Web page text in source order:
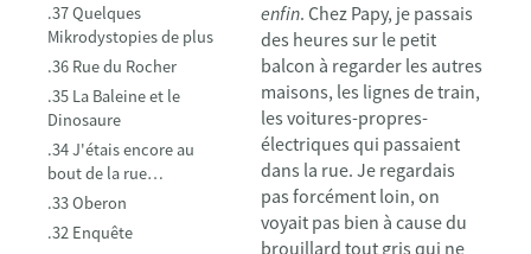
.37 Quelques
Mikrodystopies de plus
.36 Rue du Rocher
.35 La Baleine et le
Dinosaure
.34 J'étais encore au
bout de la rue…
.33 Oberon
.32 Enquête
enfin. Chez Papy, je passais
des heures sur le petit
balcon à regarder les autres
maisons, les lignes de train,
les voitures-propres-
électriques qui passaient
dans la rue. Je regardais
pas forcément loin, on
voyait pas bien à cause du
brouillard tout gris qui ne